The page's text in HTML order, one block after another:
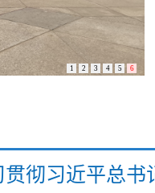
1 2 3 4 5 6
彻习近平总